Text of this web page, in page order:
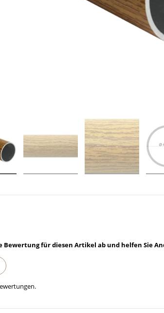
Bewertung für diesen Artikel ab und helfen Sie